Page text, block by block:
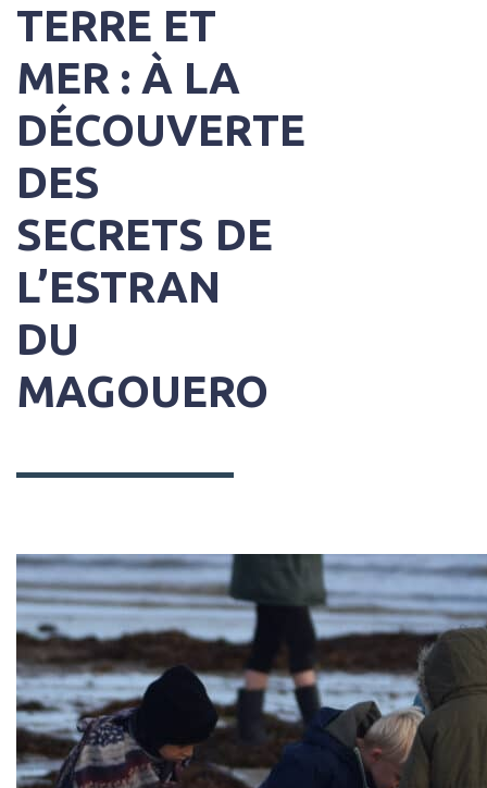
TERRE ET
MER : À LA
DÉCOUVERTE
DES
SECRETS DE
L’ESTRAN
DU
MAGOUERO